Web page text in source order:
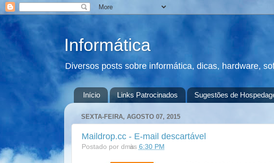
Informática
Diversos posts sobre informática, dicas, hardware,
Início Links Patrocinados Sugestões de
SEXTA-FEIRA, AGOSTO 07, 2015
Maildrop.cc - E-mail descartável
Postado por dmsàs 6:30 PM